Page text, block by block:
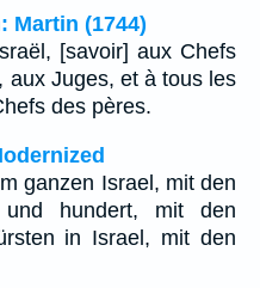
Martin (1744)
[savoir] aux Chefs
aux Juges, et à tous les
des pères.
ganzen Israel, mit den
hundert, mit den
in Israel, mit den